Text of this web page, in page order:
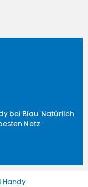
bei Blau. Natürlich
Netz.
Handy